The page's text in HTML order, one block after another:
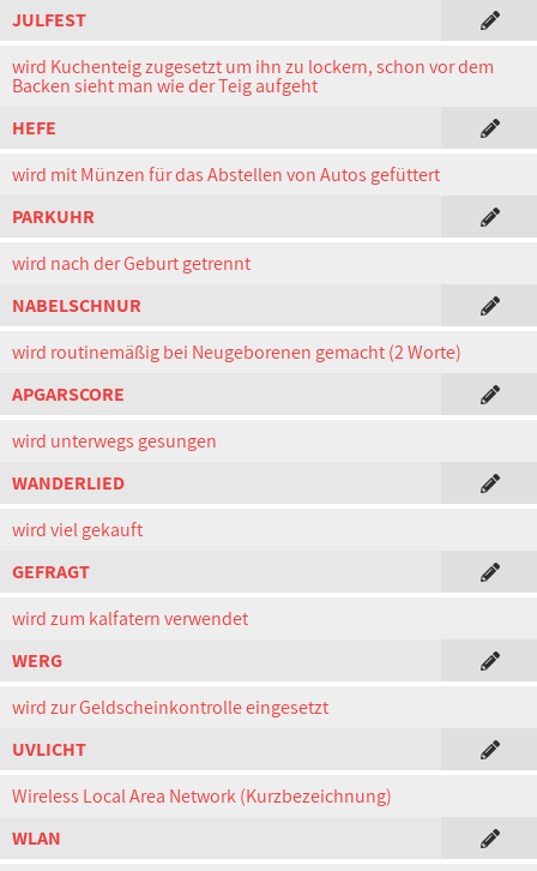
JULFEST
wird Kuchenteig zugesetzt um ihn zu lockern, schon vor dem
Backen sieht man wie der Teig aufgeht
HEFE
wird mit Münzen für das Abstellen von Autos gefüttert
PARKUHR
wird nach der Geburt getrennt
NABELSCHNUR
wird routinemäßig bei Neugeborenen gemacht (2 Worte)
APGARSCORE
wird unterwegs gesungen
WANDERLIED
wird viel gekauft
GEFRAGT
wird zum kalfatern verwendet
WERG
wird zur Geldscheinkontrolle eingesetzt
UVLICHT
Wireless Local Area Network (Kurzbezeichnung)
WLAN